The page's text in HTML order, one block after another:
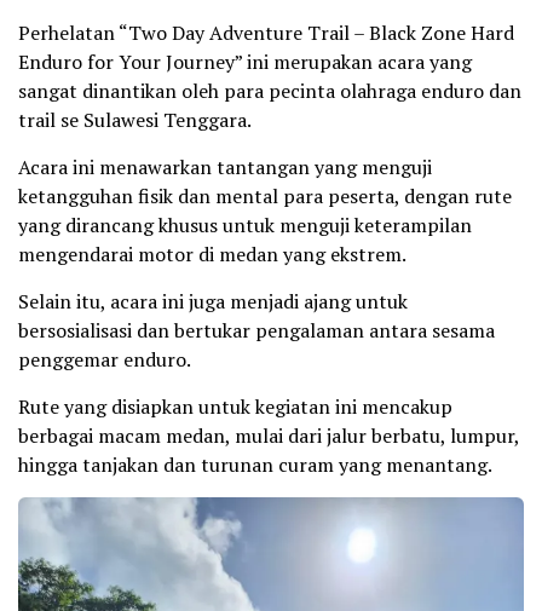
Perhelatan “Two Day Adventure Trail – Black Zone Hard
Enduro for Your Journey” ini merupakan acara yang
sangat dinantikan oleh para pecinta olahraga enduro dan
trail se Sulawesi Tenggara.
Acara ini menawarkan tantangan yang menguji
ketangguhan fisik dan mental para peserta, dengan rute
yang dirancang khusus untuk menguji keterampilan
mengendarai motor di medan yang ekstrem.
Selain itu, acara ini juga menjadi ajang untuk
bersosialisasi dan bertukar pengalaman antara sesama
penggemar enduro.
Rute yang disiapkan untuk kegiatan ini mencakup
berbagai macam medan, mulai dari jalur berbatu, lumpur,
hingga tanjakan dan turunan curam yang menantang.